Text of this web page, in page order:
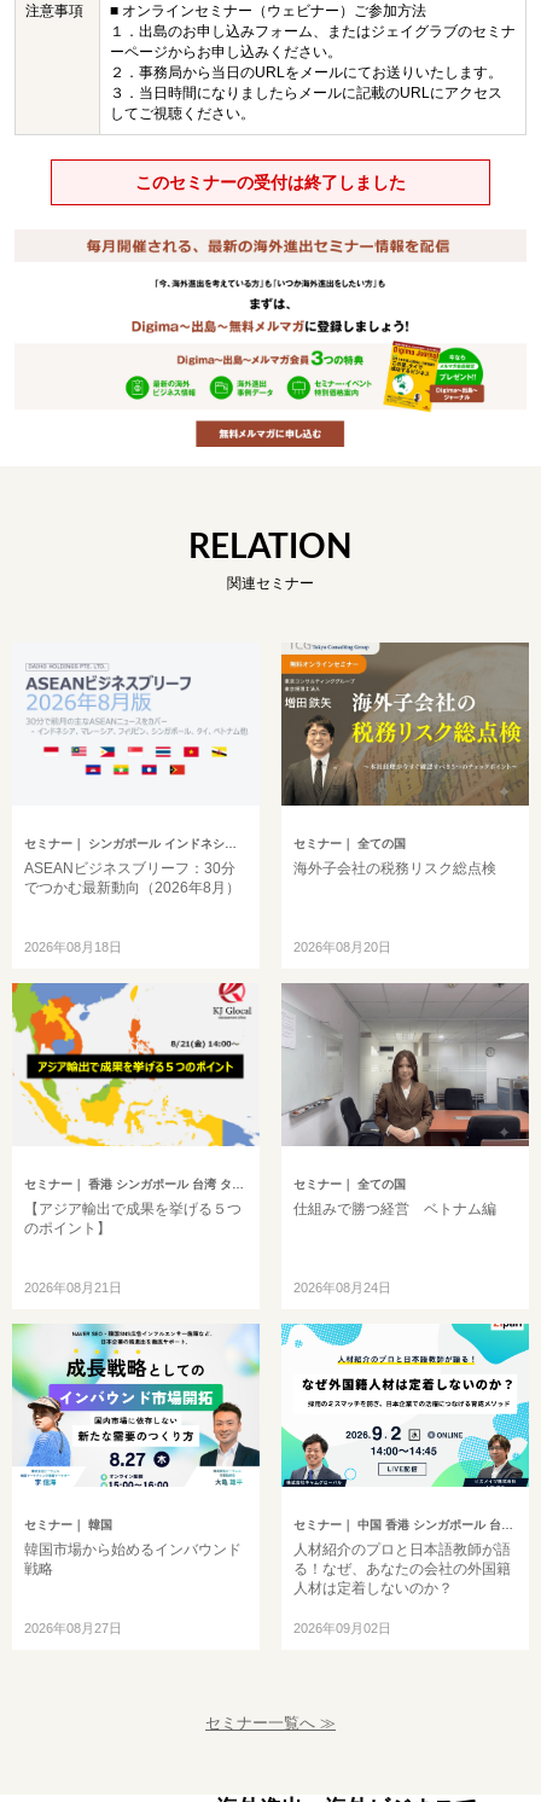
注意事項
■ オンラインセミナー（ウェビナー）ご参加方法
１．出島のお申し込みフォーム、またはジェイグラブのセミナ
ーページからお申し込みください。
２．事務局から当日のURLをメールにてお送りいたします。
３．当日時間になりましたらメールに記載のURLにアクセス
してご視聴ください。
このセミナーの受付は終了しました
RELATION
関連セミナー
セミナー ｜ シンガポール インドネシア ベトナム タイ フィリピン マレーシア ミャンマー カンボジア その他アジア
ASEANビジネスブリーフ：30分
でつかむ最新動向（2026年8月）
2026年08月18日
セミナー｜ 全ての国
海外子会社の税務リスク総点検
2026年08月20日
セミナー ｜ 香港 シンガポール 台湾 タイ マレーシア
【アジア輸出で成果を挙げる５つ
のポイント】
2026年08月21日
セミナー｜ 全ての国
仕組みで勝つ経営 ベトナム編
2026年08月24日
セミナー ｜ 韓国
韓国市場から始めるインバウンド
戦略
2026年08月27日
セミナー｜ 中国 香港 シンガポール 台湾 インドネシア 韓国 ベトナム タイ フィリピン マレーシア インド ミャンマー バングラデシュ カンボジア モンゴル その他アジア イギリス ドイツ トルコ ヨーロッパ 中東 アメリカ ブラジル 中南米 オセアニア アフリカ ロシア その他英語圏
人材紹介のプロと日本語教師が語
る！なぜ、あなたの会社の外国籍
人材は定着しないのか？
2026年09月02日
セミナー一覧へ ≫